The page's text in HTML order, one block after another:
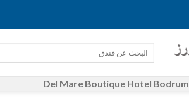
Del Mare Boutique Hotel Bodrum